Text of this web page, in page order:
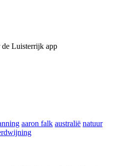
Luisterrijk app
aaron falk australië natuur